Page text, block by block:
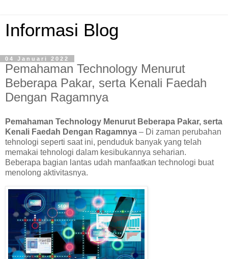
Informasi Blog
04 Januari 2022
Pemahaman Technology Menurut
Beberapa Pakar, serta Kenali Faedah
Dengan Ragamnya
Pemahaman Technology Menurut Beberapa Pakar, serta
Kenali Faedah Dengan Ragamnya – Di zaman perubahan
tehnologi seperti saat ini, penduduk banyak yang telah
memakai tehnologi dalam kesibukannya seharian.
Beberapa bagian lantas udah manfaatkan technologi buat
menolong aktivitasnya.